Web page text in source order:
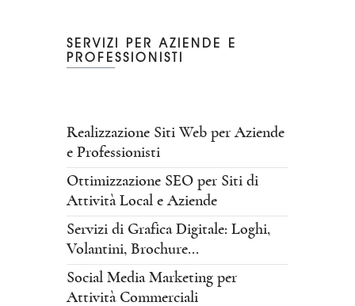
SERVIZI PER AZIENDE E
PROFESSIONISTI
Realizzazione Siti Web per Aziende
e Professionisti
Ottimizzazione SEO per Siti di
Attività Local e Aziende
Servizi di Grafica Digitale: Loghi,
Volantini, Brochure...
Social Media Marketing per
Attività Commerciali